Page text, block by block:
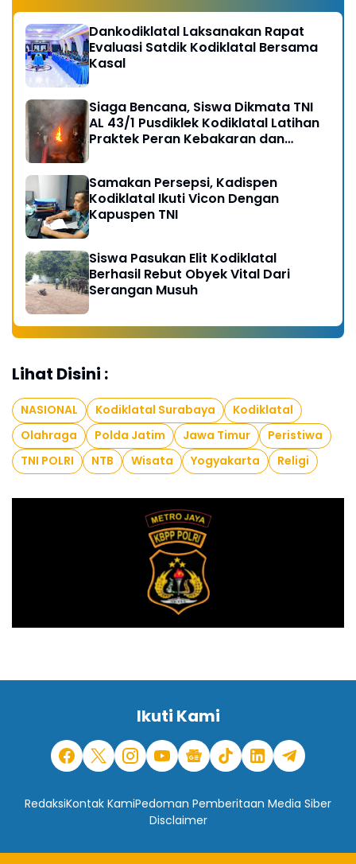
Dankodiklatal Laksanakan Rapat
Evaluasi Satdik Kodiklatal Bersama
Kasal
Siaga Bencana, Siswa Dikmata TNI
AL 43/1 Pusdiklek Kodiklatal Latihan
Praktek Peran Kebakaran dan
Samakan Persepsi, Kadispen
Kodiklatal Ikuti Vicon Dengan
Kapuspen TNI
Siswa Pasukan Elit Kodiklatal
Berhasil Rebut Obyek Vital Dari
Serangan Musuh
Lihat Disini :
NASIONAL Kodiklatal Surabaya
Kodiklatal
Olahraga
Polda Jatim Jawa Timur
Peristiwa
TNI POLRI
NTB Wisata Yogyakarta Religi
Ikuti Kami
RedaksiKontak KamiPedoman Pemberitaan Media Siber
Disclaimer